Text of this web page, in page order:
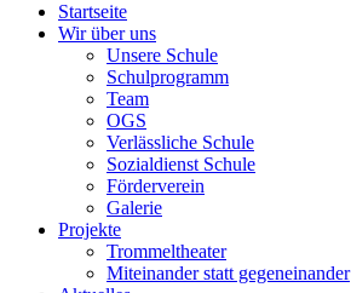
Startseite
Wir über uns
Unsere Schule
Schulprogramm
Team
OGS
Verlässliche Schule
Sozialdienst Schule
Förderverein
Galerie
Projekte
Trommeltheater
Miteinander statt gegeneinander